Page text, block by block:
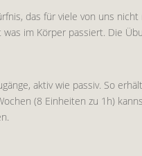
das für viele von uns
im Körper passiert. Die
aktiv wie passiv. So
(8 Einheiten zu 1h)